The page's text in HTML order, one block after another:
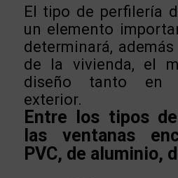
El tipo de perfilería
un elemento
determinará,
de la vivienda, el
diseño tanto en
exterior.
Entre los tipos
las ventanas
PVC, de aluminio,